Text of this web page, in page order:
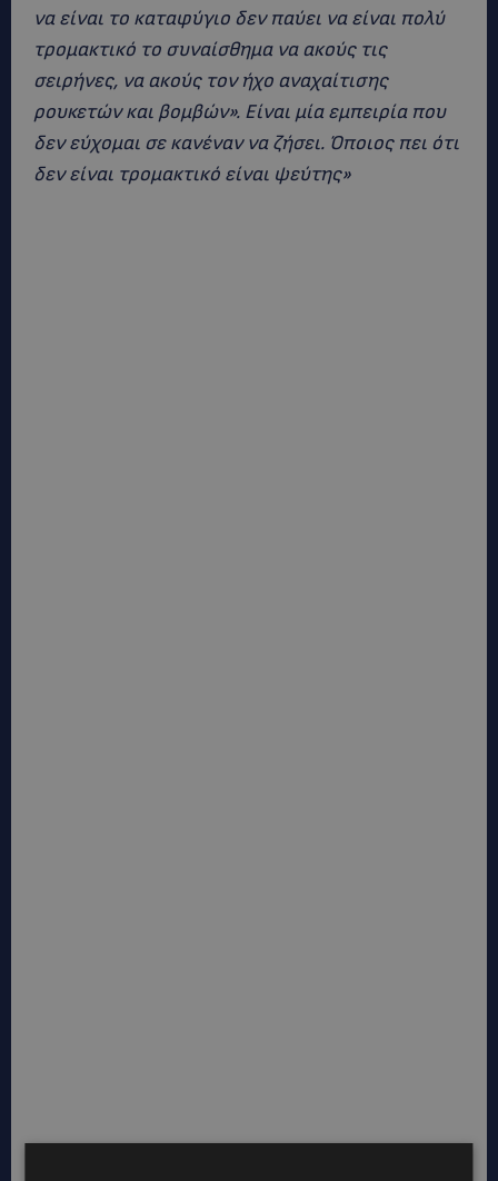
να είναι το καταφύγιο δεν παύει να είναι πολύ
τρομακτικό το συναίσθημα να ακούς τις
σειρήνες, να ακούς τον ήχο αναχαίτισης
ρουκετών και βομβών». Είναι μία εμπειρία που
δεν εύχομαι σε κανέναν να ζήσει. Όποιος πει ότι
δεν είναι τρομακτικό είναι ψεύτης»